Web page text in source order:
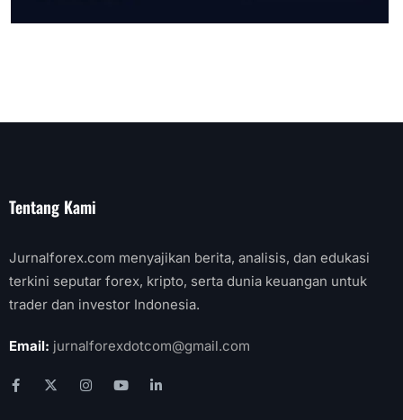
Tentang Kami
Jurnalforex.com menyajikan berita, analisis, dan edukasi
terkini seputar forex, kripto, serta dunia keuangan untuk
trader dan investor Indonesia.
Email: jurnalforexdotcom@gmail.com